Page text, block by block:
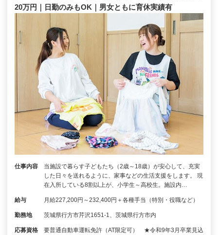
20万円｜日勤のみもOK｜男女ともに育休実績有
仕事内容
当施設で暮らす子どもたち（2歳～18歳）が安心して、充実
した日々を送れるように、家事などの生活支援をします。 現
在入所している8割以上が、小学生～高校生。施設内…
給与 月給227,200円～232,400円＋各種手当（特別・役職など）
勤務地 茨城県行方市芹沢1651-1、茨城県行方市内
応募資格
要普通自動車運転免許（AT限定可） ★令和9年3月卒業見込